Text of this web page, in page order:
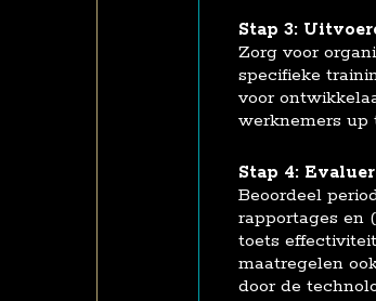
Stap 3:
Zorg voor
specifieke
voor
werknemers up
Stap 4:
Beoordeel
rapportages en
toets
maatregelen
door de